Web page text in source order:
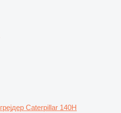
грејдер Caterpillar 140H